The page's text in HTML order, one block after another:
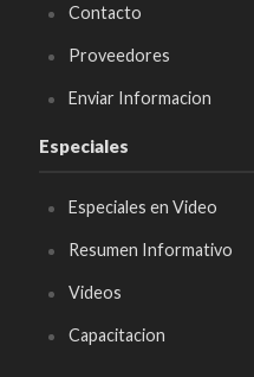
Contacto
Proveedores
Enviar Informacion
Especiales
Especiales en Video
Resumen Informativo
Videos
Capacitacion